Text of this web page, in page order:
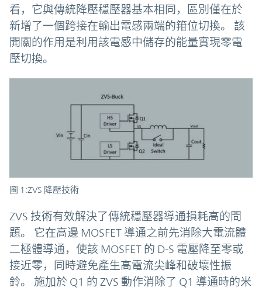
看，它與傳統降壓穩壓器基本相同，區別僅在於
新增了一個跨接在輸出電感兩端的箝位切換。 該
開關的作用是利用該電感中儲存的能量實現零電
壓切換。
圖 1:ZVS 降壓技術
ZVS 技術有效解決了傳統穩壓器導通損耗高的問
題。 它在高邊 MOSFET 導通之前先消除大電流體
二極體導通，使該 MOSFET 的 D-S 電壓降至零或
接近零，同時避免產生高電流尖峰和破壞性振
鈴。 施加於 Q1 的 ZVS 動作消除了 Q1 導通時的米